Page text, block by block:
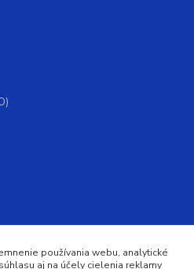
používania webu, analytické
aj na účely cielenia reklamy